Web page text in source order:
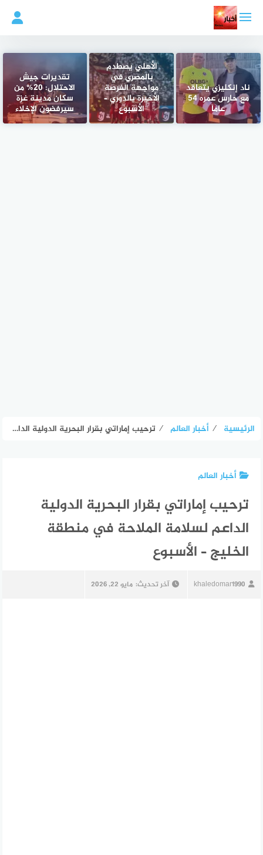
المحتوى
ناد إنكليزي يتعاقد
مع حارس عمره 54
عاماً
الأهلي يصطدم
بالمصري في
مواجهة الفرصة
الأخيرة بالدوري –
الأسبوع
تقديرات جيش
الاحتلال: 20% من
سكان مدينة غزة
سيرفضون الإخلاء
الرئيسية ⁄ أخبار العالم ⁄ ترحيب إماراتي بقرار البحرية الدولية الداعم لسلامة الملاحة في منطقة الخليج – الأسبوع
أخبار العالم
ترحيب إماراتي بقرار البحرية الدولية
الداعم لسلامة الملاحة في منطقة
الخليج – الأسبوع
khaledomar1990 آخر تحديث: مايو 22, 2026